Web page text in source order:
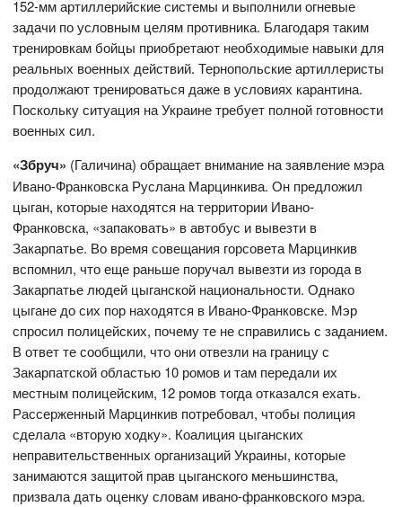
152-мм артиллерийские системы и выполнили огневые
задачи по условным целям противника. Благодаря таким
тренировкам бойцы приобретают необходимые навыки для
реальных военных действий. Тернопольские артиллеристы
продолжают тренироваться даже в условиях карантина.
Поскольку ситуация на Украине требует полной готовности
военных сил.
«Збруч» (Галичина) обращает внимание на заявление мэра
Ивано-Франковска Руслана Марцинкива. Он предложил
цыган, которые находятся на территории Ивано-
Франковска, «запаковать» в автобус и вывезти в
Закарпатье. Во время совещания горсовета Марцинкив
вспомнил, что еще раньше поручал вывезти из города в
Закарпатье людей цыганской национальности. Однако
цыгане до сих пор находятся в Ивано-Франковске. Мэр
спросил полицейских, почему те не справились с заданием.
В ответ те сообщили, что они отвезли на границу с
Закарпатской областью 10 ромов и там передали их
местным полицейским, 12 ромов тогда отказался ехать.
Рассерженный Марцинкив потребовал, чтобы полиция
сделала «вторую ходку». Коалиция цыганских
неправительственных организаций Украины, которые
занимаются защитой прав цыганского меньшинства,
призвала дать оценку словам ивано-франковского мэра.